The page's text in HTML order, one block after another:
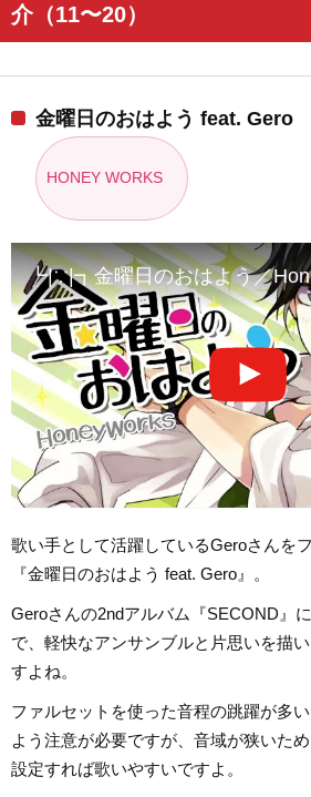
介（11〜20）
金曜日のおはよう feat. Gero
HONEY WORKS
┗|∵|┓金曜日のおはよう／
歌い手として活躍しているGeroさんを
『金曜日のおはよう feat. Gero』。
Geroさんの2ndアルバム『SECOND』
で、軽快なアンサンブルと片思いを描
すよね。
ファルセットを使った音程の跳躍が多
よう注意が必要ですが、音域が狭いた
設定すれば歌いやすいですよ。